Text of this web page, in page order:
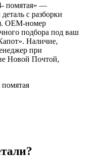
помятая» —
с разборки
OEM-номер
подбора под ваш
Наличие,
при
Новой Почтой,